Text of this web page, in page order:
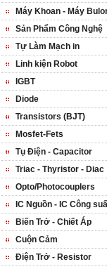
Máy Khoan - Máy
Sản Phẩm Công Nghệ
Tự Làm Mạch in
Linh kiện Robot
IGBT
Diode
Transistors (BJT)
Mosfet-Fets
Tụ Điện - Capacitor
Triac - Thyristor - Diac
Opto/Photocouplers
IC Nguồn - IC Công
Biến Trở - Chiết Áp
Cuộn Cảm
Điện Trở - Resistor